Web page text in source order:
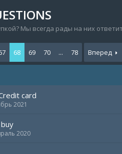
Мы всегда рады на них
68 69 70 ... 78 Вперед
card
2021
2020